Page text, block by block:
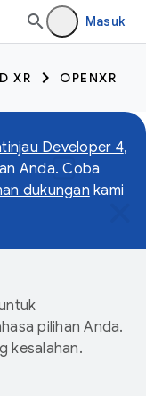
Masuk
XR OPENXR
Developer 4,
Anda. Coba
dukungan kami
pilihan Anda.
kesalahan.